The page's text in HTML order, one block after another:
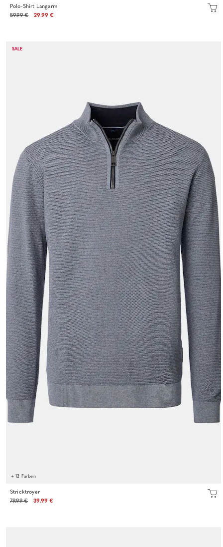
Polo-Shirt Langarm
59.99 €
29.99 €
SALE
+ 12 Farben
Stricktroyer
79.99 €
39.99 €